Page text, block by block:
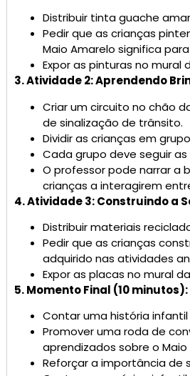
Distribuir tinta guache
Pedir que as crianças
Maio Amarelo significa
Expor as pinturas no
3. Atividade 2: Aprendendo
Criar um circuito no chão
de sinalização de trânsito.
Dividir as crianças em
Cada grupo deve seguir
O professor pode narrar a
crianças a interagirem
4. Atividade 3: Construindo a
Distribuir materiais
Pedir que as crianças
adquirido nas atividades
Expor as placas no mural
5. Momento Final (10 minutos):
Contar uma história
Promover uma roda de
aprendizados sobre o Maio
Reforçar a importância de